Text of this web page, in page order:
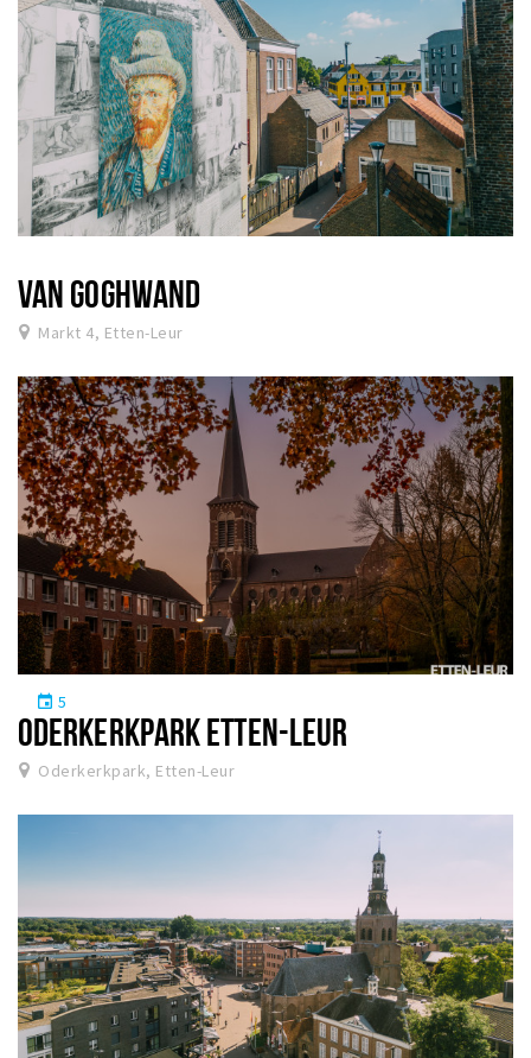
VAN GOGHWAND
Markt 4, Etten-Leur
event 5
ODERKERKPARK ETTEN-LEUR
Oderkerkpark, Etten-Leur